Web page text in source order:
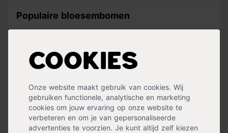
Cookies
Onze website maakt gebruik van cookies. Wij
gebruiken functionele, analytische en marketing
cookies om jouw ervaring op onze website te
verbeteren en om je van gepersonaliseerde
advertenties te voorzien. Je kunt altijd zelf kiezen
Populaire bloesembomen
Japanse sierkers 'Kanzan'
Elegante sierboom
Magnolia 'Spectrum'
Grote 'tulpachtige' bloemen in mei